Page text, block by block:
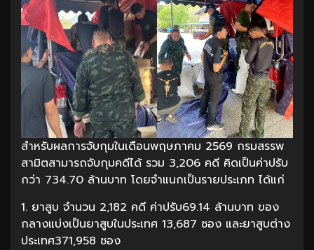
สำหรับผลการจับกุมในเดือนพฤษภาคม 2569 กรมสรรพ
สามิตสามารถจับกุมคดีได้ รวม 3,206 คดี คิดเป็นค่าปรับ
กว่า 734.70 ล้านบาท โดยจำแนกเป็นรายประเภท ได้แก่
1. ยาสูบ จำนวน 2,182 คดี ค่าปรับ69.14 ล้านบาท ของ
กลางแบ่งเป็นยาสูบในประเทศ 13,687 ซอง และยาสูบต่าง
ประเทศ371,958 ซอง